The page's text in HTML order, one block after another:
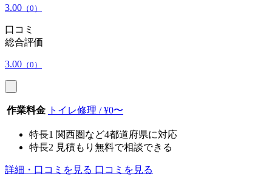
3.00 （0）
口コミ
総合評価
3.00 （0）
作業料金 トイレ修理 / ¥0〜
特長1 関西圏など4都道府県に対応
特長2 見積もり無料で相談できる
詳細・口コミを見る 口コミを見る